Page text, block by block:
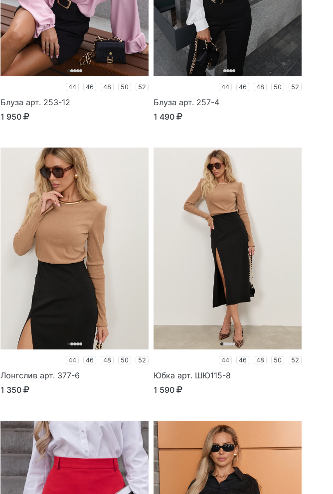
44 46 48 50 52
Блуза арт. 253-12
1 950
44 46 48 50 52
Блуза арт. 257-4
1 490
44 46 48 50 52
Лонгслив арт. 377-6
1 350
44 46 48 50 52
Юбка арт. ШЮ115-8
1 590